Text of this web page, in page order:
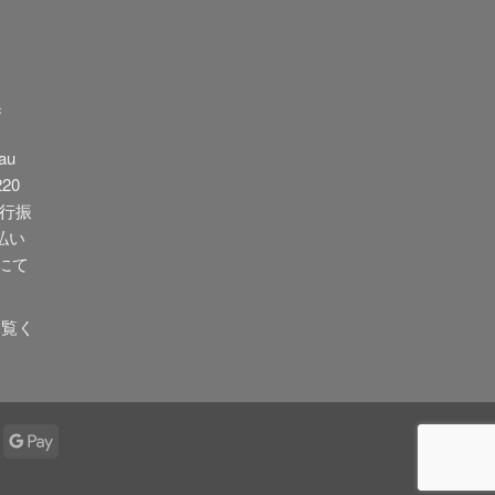
振
い
て
く
Bank
Google